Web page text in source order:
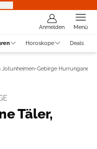
Anmelden Menü
Horoskope Deals
Gebirge Hurrungane
Täler,